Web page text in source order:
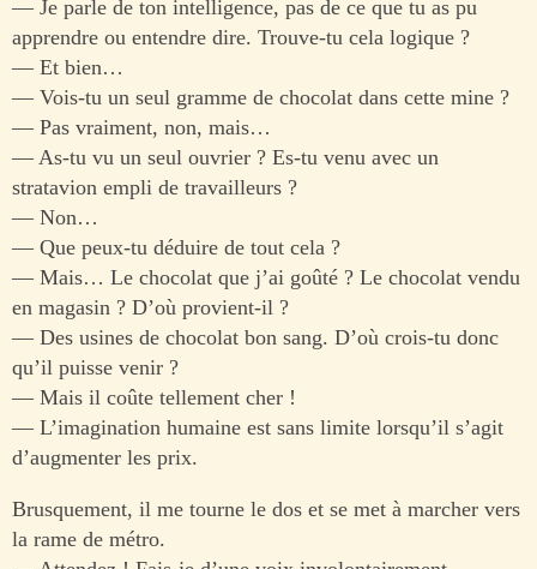
— Je parle de ton intelligence, pas de ce que tu as pu
apprendre ou entendre dire. Trouve-tu cela logique ?
— Et bien…
— Vois-tu un seul gramme de chocolat dans cette mine ?
— Pas vraiment, non, mais…
— As-tu vu un seul ouvrier ? Es-tu venu avec un
stratavion empli de travailleurs ?
— Non…
— Que peux-tu déduire de tout cela ?
— Mais… Le chocolat que j’ai goûté ? Le chocolat vendu
en magasin ? D’où provient-il ?
— Des usines de chocolat bon sang. D’où crois-tu donc
qu’il puisse venir ?
— Mais il coûte tellement cher !
— L’imagination humaine est sans limite lorsqu’il s’agit
d’augmenter les prix.
Brusquement, il me tourne le dos et se met à marcher vers
la rame de métro.